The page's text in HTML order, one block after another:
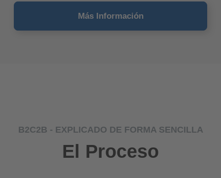
Más Información
B2C2B - EXPLICADO DE FORMA SENCILLA
El Proceso